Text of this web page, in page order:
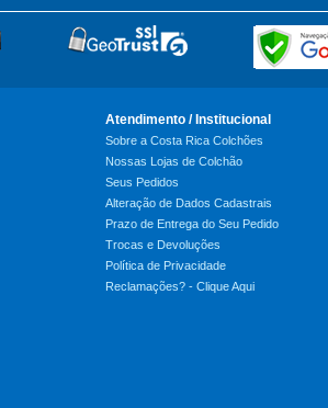
Atendimento / Institucional
Sobre a Costa Rica Colchões
Nossas Lojas de Colchão
Seus Pedidos
Alteração de Dados Cadastrais
Prazo de Entrega do Seu Pedido
Trocas e Devoluções
Política de Privacidade
Reclamações? - Clique Aqui